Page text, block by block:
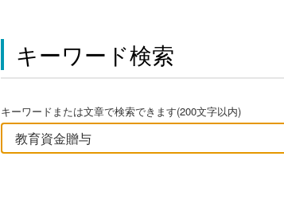
キーワード検索
キーワードまたは文章で検索できます(200文字以内)